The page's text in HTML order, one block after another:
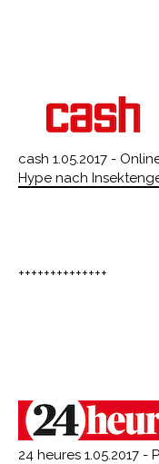
cash 1.05.2017 -
Hype nach
++++++++++++++
24 heures 1.05.2017 -